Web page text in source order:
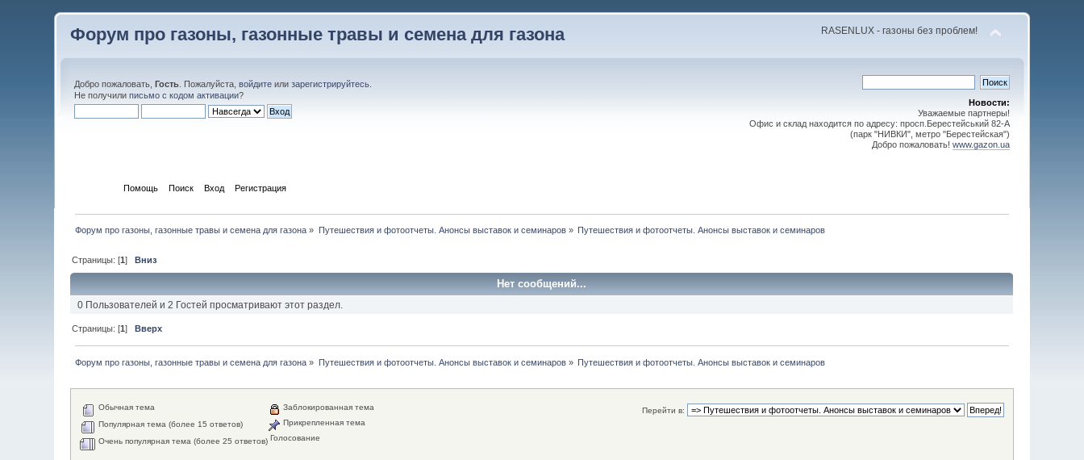
Форум про газоны, газонные травы и семена для газона RASENLUX - газоны без проблем!
Добро пожаловать,Гость . Пожалуйста,войдите илизарегистрируйтесь
Не получилиписьмо с кодом активации?
Новости:
Уважаемые партнеры!
Офис и склад находится по адресу: просп.Берестейський 82-А
(парк "НИВКИ", метро "Берестейская")
Добро пожаловать! www.gazon.ua
Помощь Поиск Вход Регистрация
Форум про газоны, газонные травы и семена для газона » Путешествия и фотоотчеты. Анонсы выставок и семинаров» Путешествия и фотоотчеты. Анонсы выставок и семинаров
Страницы: [1]Вниз
Нет сообщений...
0 Пользователей и 2 Гостей просматривают этот раздел.
Страницы: [1]Вверх
Форум про газоны, газонные травы и семена для газона » Путешествия и фотоотчеты. Анонсы выставок и семинаров» Путешествия и фотоотчеты. Анонсы выставок и семинаров
Перейти в:
Обычная тема
Популярная тема (более 15 ответов)
Очень популярная тема (более 25 ответов)
Заблокированная тема
Прикрепленная тема
Голосование